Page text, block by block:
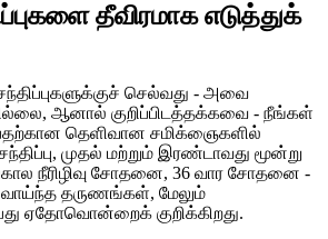
தீவிரமாக எடுத்துக்
செல்வது - அவை
ஆனால் குறிப்பிடத்தக்கவை - நீங்கள்
தெளிவான சமிக்ஞைகளில்
முதல் மற்றும் இரண்டாவது மூன்று
நீரிழிவு சோதனை, 36 வார சோதனை -
தருணங்கள், மேலும்
ஏதோவொன்றைக் குறிக்கிறது.